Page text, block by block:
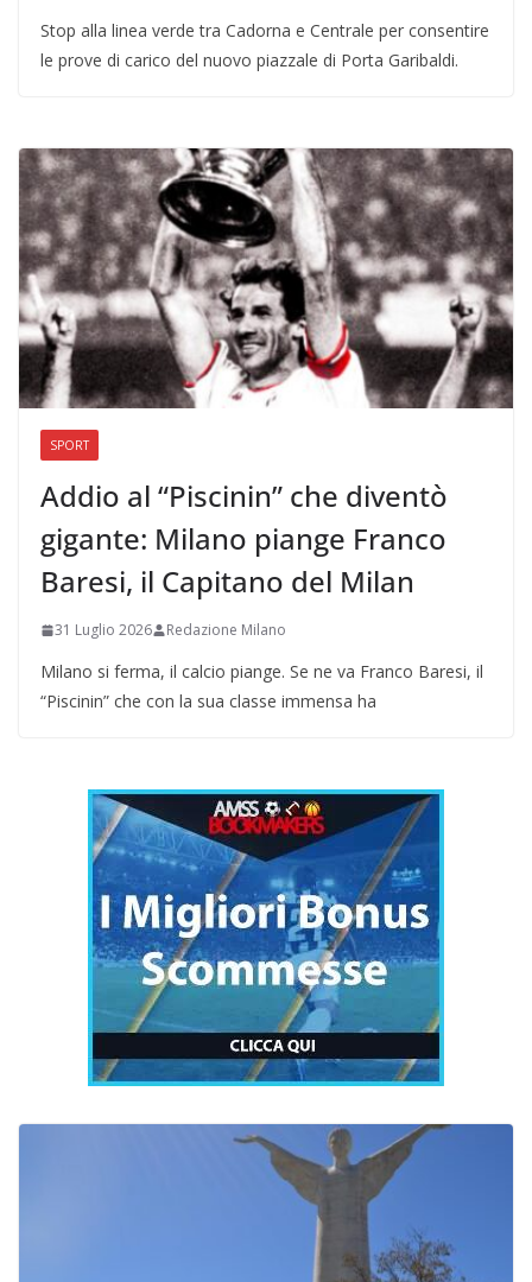
Stop alla linea verde tra Cadorna e Centrale per consentire
le prove di carico del nuovo piazzale di Porta Garibaldi.
SPORT
Addio al “Piscinin” che diventò
gigante: Milano piange Franco
Baresi, il Capitano del Milan
31 Luglio 2026 Redazione Milano
Milano si ferma, il calcio piange. Se ne va Franco Baresi, il
“Piscinin” che con la sua classe immensa ha